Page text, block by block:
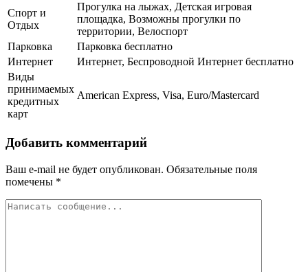
Спорт и
Отдых
Прогулка на лыжах, Детская игровая
площадка, Возможны прогулки по
территории, Велоспорт
Парковка
Парковка бесплатно
Интернет
Интернет, Беспроводной Интернет бесплатно
Виды
принимаемых
кредитных
карт
American Express, Visa, Euro/Mastercard
Добавить комментарий
Ваш e-mail не будет опубликован. Обязательные поля
помечены *